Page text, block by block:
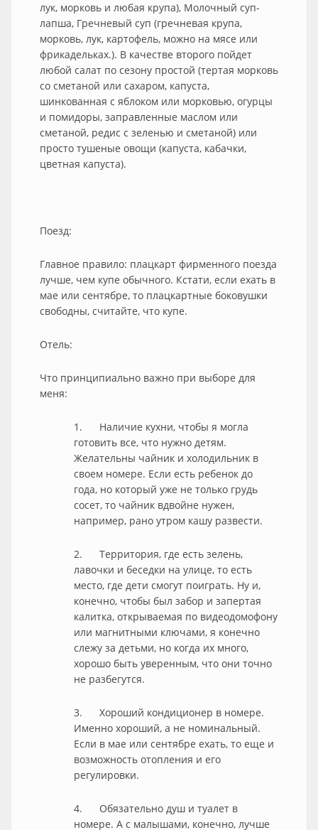
лук, морковь и любая крупа), Молочный суп-
лапша, Гречневый суп (гречневая крупа,
морковь, лук, картофель, можно на мясе или
фрикадельках.). В качестве второго пойдет
любой салат по сезону простой (тертая морковь
со сметаной или сахаром, капуста,
шинкованная с яблоком или морковью, огурцы
и помидоры, заправленные маслом или
сметаной, редис с зеленью и сметаной) или
просто тушеные овощи (капуста, кабачки,
цветная капуста).
Поезд:
Главное правило: плацкарт фирменного поезда
лучше, чем купе обычного. Кстати, если ехать в
мае или сентябре, то плацкартные боковушки
свободны, считайте, что купе.
Отель:
Что принципиально важно при выборе для
меня:
1. Наличие кухни, чтобы я могла
готовить все, что нужно детям.
Желательны чайник и холодильник в
своем номере. Если есть ребенок до
года, но который уже не только грудь
сосет, то чайник вдвойне нужен,
например, рано утром кашу развести.
2. Территория, где есть зелень,
лавочки и беседки на улице, то есть
место, где дети смогут поиграть. Ну и,
конечно, чтобы был забор и запертая
калитка, открываемая по видеодомофону
или магнитными ключами, я конечно
слежу за детьми, но когда их много,
хорошо быть уверенным, что они точно
не разбегутся.
3. Хороший кондиционер в номере.
Именно хороший, а не номинальный.
Если в мае или сентябре ехать, то еще и
возможность отопления и его
регулировки.
4. Обязательно душ и туалет в
номере. А с малышами, конечно, лучше